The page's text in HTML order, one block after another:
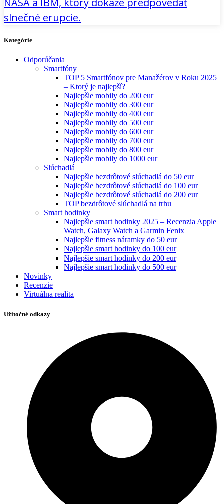
slnečné erupcie.
Kategórie
Odporúčania
Smartfóny
TOP 5 Smartfónov pre Manažérov v Roku 2025
– Ktorý je najlepší?
Najlepšie mobily do 200 eur
Najlepšie mobily do 300 eur
Najlepšie mobily do 400 eur
Najlepšie mobily do 500 eur
Najlepšie mobily do 600 eur
Najlepšie mobily do 700 eur
Najlepšie mobily do 800 eur
Najlepšie mobily do 1000 eur
Slúchadlá
Najlepšie bezdrôtové slúchadlá do 50 eur
Najlepšie bezdrôtové slúchadlá do 100 eur
Najlepšie bezdrôtové slúchadlá do 200 eur
TOP bezdrôtové slúchadlá na trhu
Smart hodinky
Najlepšie smart hodinky 2025 – Recenzia Apple
Watch, Galaxy Watch a Garmin Fenix
Najlepšie fitness náramky do 50 eur
Najlepšie smart hodinky do 100 eur
Najlepšie smart hodinky do 200 eur
Najlepšie smart hodinky do 500 eur
Novinky
Recenzie
Virtuálna realita
Užitočné odkazy